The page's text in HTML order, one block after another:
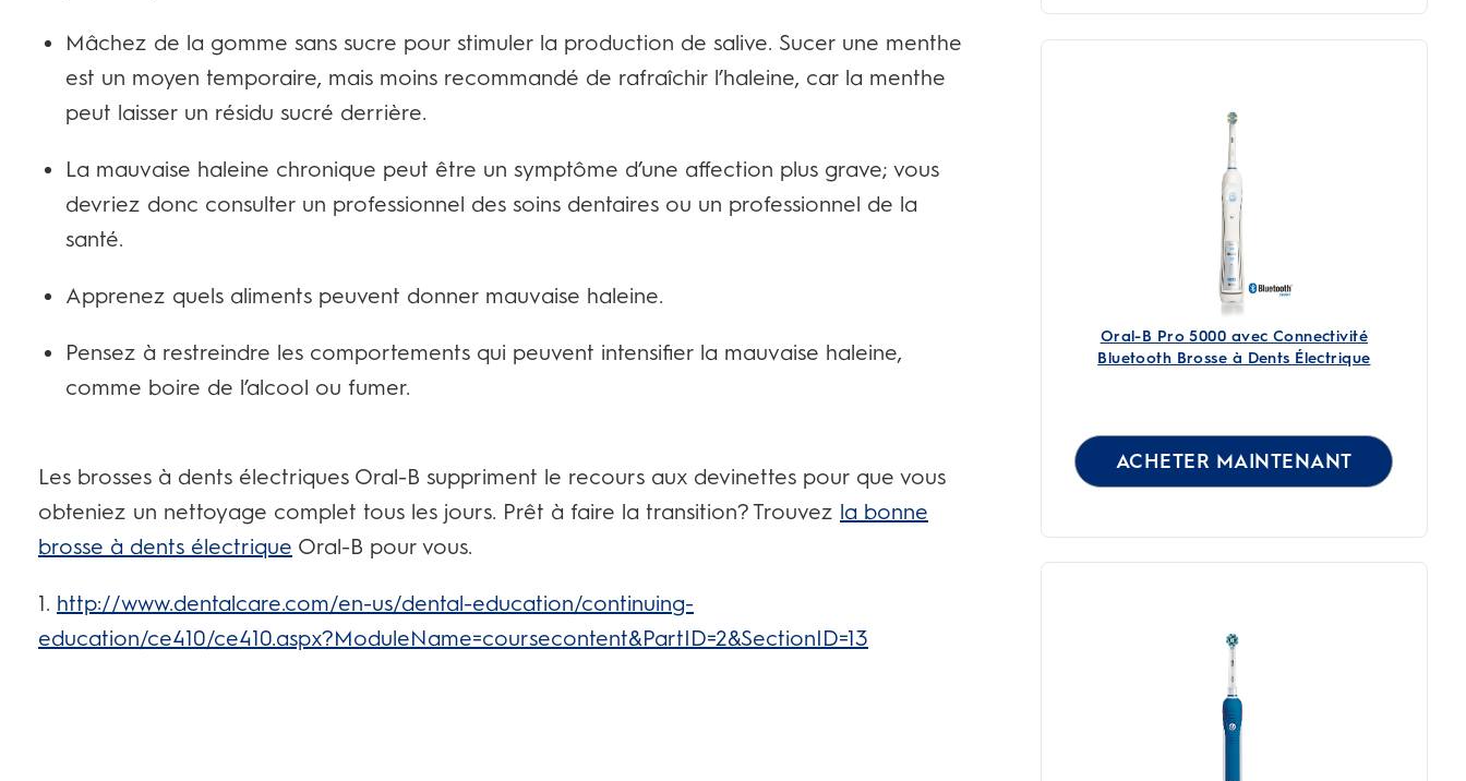
Mâchez de la gomme sans sucre pour stimuler la production de salive. Sucer une menthe
est un moyen temporaire, mais moins recommandé de rafraîchir l’haleine, car la menthe
peut laisser un résidu sucré derrière.
La mauvaise haleine chronique peut être un symptôme d’une affection plus grave; vous
devriez donc consulter un professionnel des soins dentaires ou un professionnel de la
santé.
Apprenez quels aliments peuvent donner mauvaise haleine.
Pensez à restreindre les comportements qui peuvent intensifier la mauvaise haleine,
comme boire de l’alcool ou fumer.
Les brosses à dents électriques Oral-B suppriment le recours aux devinettes pour que vous
obteniez un nettoyage complet tous les jours. Prêt à faire la transition? Trouvez la bonne
brosse à dents électrique Oral-B pour vous.
1. http://www.dentalcare.com/en-us/dental-education/continuing-
education/ce410/ce410.aspx?ModuleName=coursecontent&PartID=2&SectionID=13
Oral-B Pro 5000 avec Connectivité
Bluetooth Brosse à Dents Électrique
ACHETER MAINTENANT